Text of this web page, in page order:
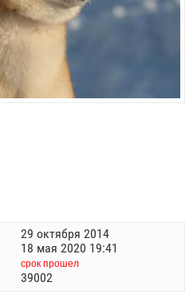
29 октября 2014
18 мая 2020 19:41
срок прошел
39002